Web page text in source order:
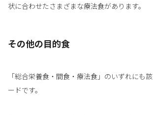
状に合わせたさまざまな療法食があります。
その他の目的食
「総合栄養食・間食・療法食」のいずれにも
ードです。